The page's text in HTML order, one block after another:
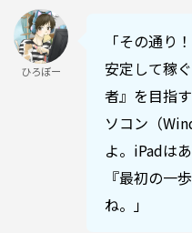
ひろぼー
「その通り
安定して稼
者』を目指
ソコン（
よ。iPadは
『最初の一
ね。」